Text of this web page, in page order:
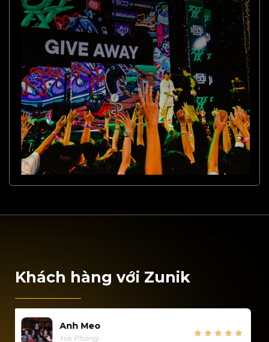
Khách hàng với Zunik